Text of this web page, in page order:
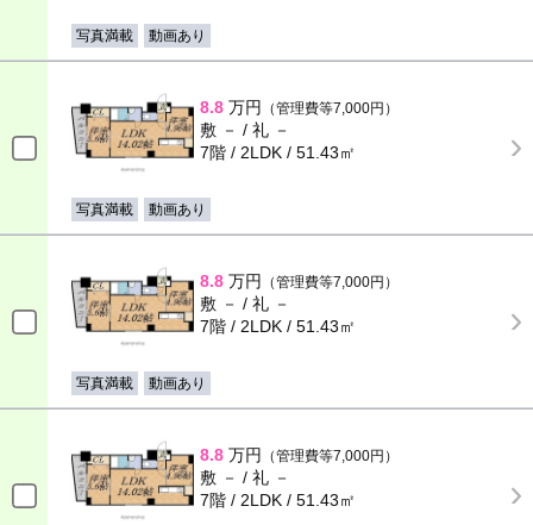
写真満載 動画あり
8.8 万円 （管理費等7,000円）
敷 － / 礼 －
7階 / 2LDK / 51.43㎡
写真満載 動画あり
8.8 万円 （管理費等7,000円）
敷 － / 礼 －
7階 / 2LDK / 51.43㎡
写真満載 動画あり
8.8 万円 （管理費等7,000円）
敷 － / 礼 －
7階 / 2LDK / 51.43㎡